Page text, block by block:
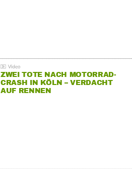
ZWEI TOTE NACH MOTORRAD-
CRASH IN KÖLN – VERDACHT
AUF RENNEN